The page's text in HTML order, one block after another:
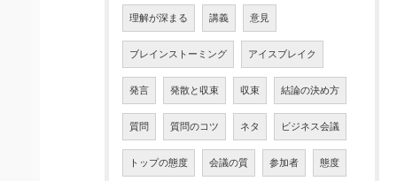
理解が深まる 講義 意見
ブレインストーミング アイスブレイク
発言 発散と収束 収束 結論の決め方
質問 質問のコツ ネタ ビジネス会議
トップの態度 会議の質 参加者 態度